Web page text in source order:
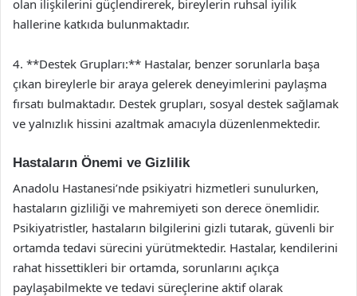
olan ilişkilerini güçlendirerek, bireylerin ruhsal iyilik
hallerine katkıda bulunmaktadır.
4. **Destek Grupları:** Hastalar, benzer sorunlarla başa
çıkan bireylerle bir araya gelerek deneyimlerini paylaşma
fırsatı bulmaktadır. Destek grupları, sosyal destek sağlamak
ve yalnızlık hissini azaltmak amacıyla düzenlenmektedir.
Hastaların Önemi ve Gizlilik
Anadolu Hastanesi’nde psikiyatri hizmetleri sunulurken,
hastaların gizliliği ve mahremiyeti son derece önemlidir.
Psikiyatristler, hastaların bilgilerini gizli tutarak, güvenli bir
ortamda tedavi sürecini yürütmektedir. Hastalar, kendilerini
rahat hissettikleri bir ortamda, sorunlarını açıkça
paylaşabilmekte ve tedavi süreçlerine aktif olarak